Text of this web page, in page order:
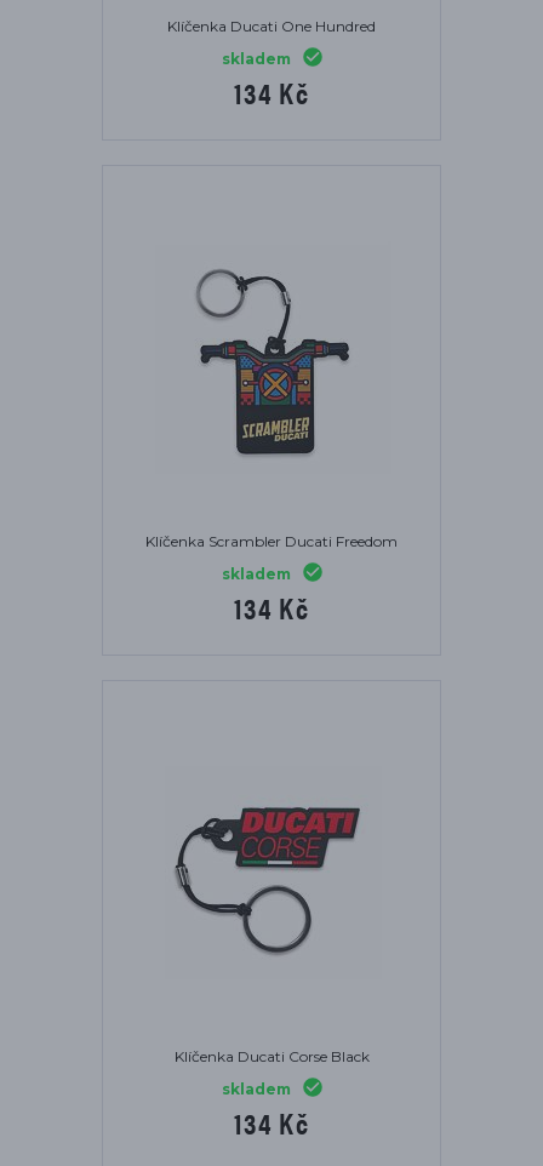
Klíčenka Ducati One Hundred
skladem
134 Kč
Klíčenka Scrambler Ducati Freedom
skladem
134 Kč
Klíčenka Ducati Corse Black
skladem
134 Kč